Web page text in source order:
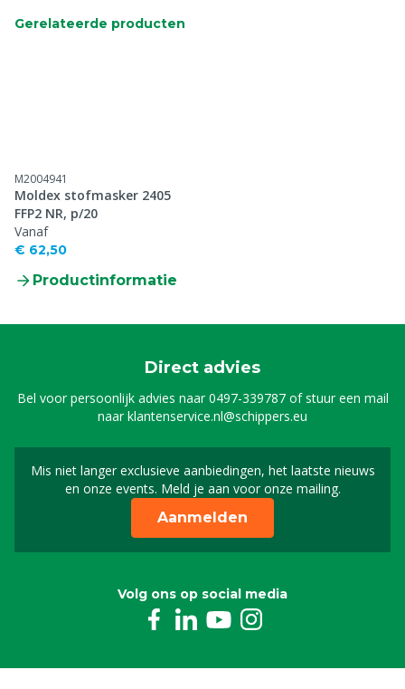
Gerelateerde producten
M2004941
Moldex stofmasker 2405
FFP2 NR, p/20
Vanaf
€ 62,50
Productinformatie
Direct advies
Bel voor persoonlijk advies naar0497-339787of stuur een mail
naarklantenservice.nl@schippers.eu
Mis niet langer exclusieve aanbiedingen, het laatste nieuws
en onze events. Meld je aan voor onze mailing.
Schrijf je in voor onze
Aanmelden
Volg ons op social media